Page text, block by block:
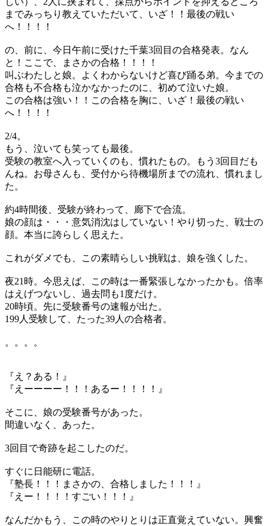
までみっちり教えていただいて、いざ！！最後の戦い
へ！！！！
の、前に、今日午前に受けた千葉3回目の合格発表。なん
と！ここで、まさかの合格！！！！
叫ぶわたしと娘。よくわからないけど喜び踊る弟。今までの
合格も不合格も泣かなかったのに、初めて泣いた娘。
この合格は強い！！この合格を胸に、いざ！最後の戦い
へ！！！！
2/4。
もう、泣いても笑っても最後。
受験の教室へ入っていくのも、慣れたもの。もう3回目だも
んね。お母さんも、受付から待機場所までの流れ、慣れまし
た。
約4時間後、受験が終わって、廊下で合流。
娘の顔は・・・意気消沈はしていない！やり切った、戦士の
顔。本当に誇らしく思えた。
これがダメでも、この素晴らしい挑戦は、娘を強くした。
夜21時。今思えば、この時は一番緊張しなかったかも。倍率
はえげつないし、過去問も1度だけ。
20時頃。先に受験番号の速報が出た。
199人受験して、たった39人の合格者。
。。。。
『え？ある！』
『えーーーー！！！あるー！！！！』
そこに、娘の受験番号があった。
間違いなく、あった。
3回目で奇跡を起こしたのだ。
すぐに日能研に電話。
『塾長！！！まさかの、合格しました！！！』
『えー！！！！すごい！！！』
なんだかもう、この時のやりとりは正直覚えていない。興奮